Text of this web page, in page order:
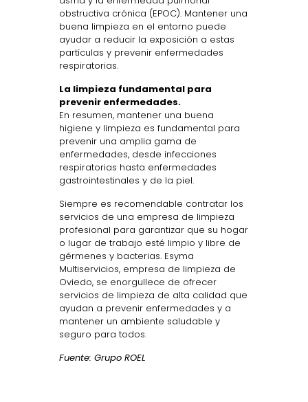
obstructiva crónica (EPOC). Mantener una
buena limpieza en el entorno puede
ayudar a reducir la exposición a estas
partículas y prevenir enfermedades
respiratorias.
La limpieza fundamental para
prevenir enfermedades.
En resumen, mantener una buena
higiene y limpieza es fundamental para
prevenir una amplia gama de
enfermedades, desde infecciones
respiratorias hasta enfermedades
gastrointestinales y de la piel.
Siempre es recomendable contratar los
servicios de una empresa de limpieza
profesional para garantizar que su hogar
o lugar de trabajo esté limpio y libre de
gérmenes y bacterias. Esyma
Multiservicios, empresa de limpieza de
Oviedo, se enorgullece de ofrecer
servicios de limpieza de alta calidad que
ayudan a prevenir enfermedades y a
mantener un ambiente saludable y
seguro para todos.
Fuente: Grupo ROEL